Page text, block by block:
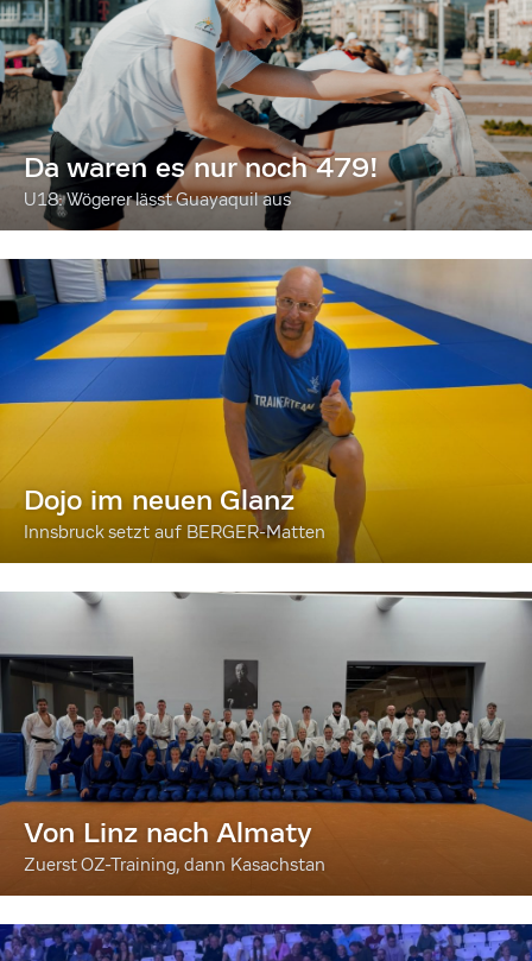
Da waren es nur noch 479!
U18: Wögerer lässt Guayaquil aus
Dojo im neuen Glanz
Innsbruck setzt auf BERGER-Matten
Von Linz nach Almaty
Zuerst OZ-Training, dann Kasachstan